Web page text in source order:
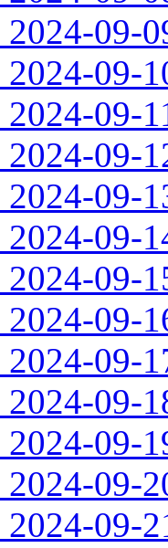
09-
09-
09-
09-
09-
09-
09-
09-
09-
09-
09-
09-
09-